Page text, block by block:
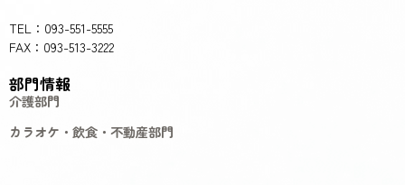
TEL：093-551-5555
FAX：093-513-3222
部門情報
介護部門
カラオケ・飲食・不動産部門